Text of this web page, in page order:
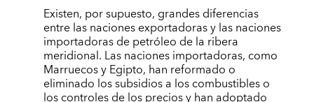
Existen, por supuesto, grandes diferencias
entre las naciones exportadoras y las naciones
importadoras de petróleo de la ribera
meridional. Las naciones importadoras, como
Marruecos y Egipto, han reformado o
eliminado los subsidios a los combustibles o
los controles de los precios y han adoptado